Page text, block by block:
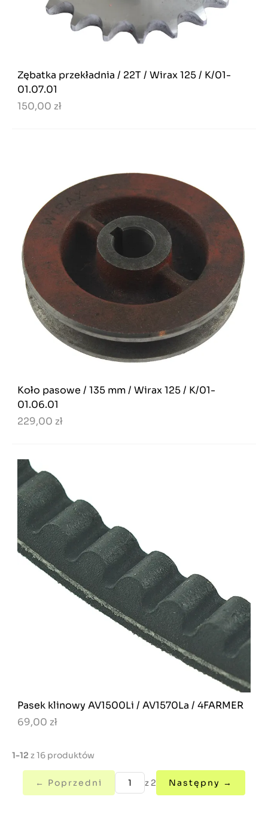
Zębatka przekładnia / 22T / Wirax 125 / K/01-
01.07.01
150,00 zł
Koło pasowe / 135 mm / Wirax 125 / K/01-
01.06.01
229,00 zł
Pasek klinowy AV1500Li / AV1570La / 4FARMER
69,00 zł
1-12 z 16 produktów
← Poprzedni z 2 Następny →